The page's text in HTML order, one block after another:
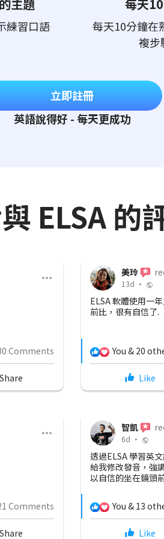
主題
練習口語
每天
每天10分鐘在
複步
立即註冊
英語說得好 - 每天更成功
ELSA 的
Comments
Share
Comments
Share
美玲
13d •
ELSA 軟體使用一
前比，很有自信了.
You & 20
Like
智凱
6d •
透過ELSA 學習英
給我修改發音，強
以自信的坐在鏡頭
You & 13
Like